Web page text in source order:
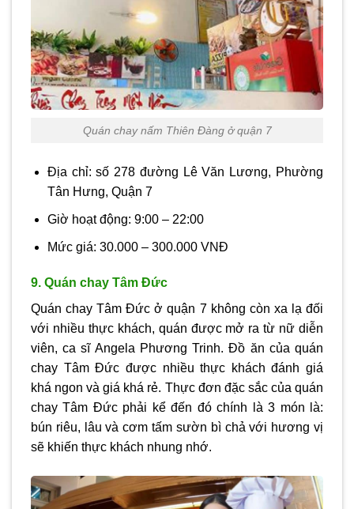
Quán chay nấm Thiên Đàng ở quận 7
Địa chỉ: số 278 đường Lê Văn Lương, Phường
Tân Hưng, Quận 7
Giờ hoạt động: 9:00 – 22:00
Mức giá: 30.000 – 300.000 VNĐ
9. Quán chay Tâm Đức
Quán chay Tâm Đức ở quận 7 không còn xa lạ đối
với nhiều thực khách, quán được mở ra từ nữ diễn
viên, ca sĩ Angela Phương Trinh. Đồ ăn của quán
chay Tâm Đức được nhiều thực khách đánh giá
khá ngon và giá khá rẻ. Thực đơn đặc sắc của quán
chay Tâm Đức phải kể đến đó chính là 3 món là:
bún riêu, lâu và cơm tấm sườn bì chả với hương vị
sẽ khiến thực khách nhung nhớ.